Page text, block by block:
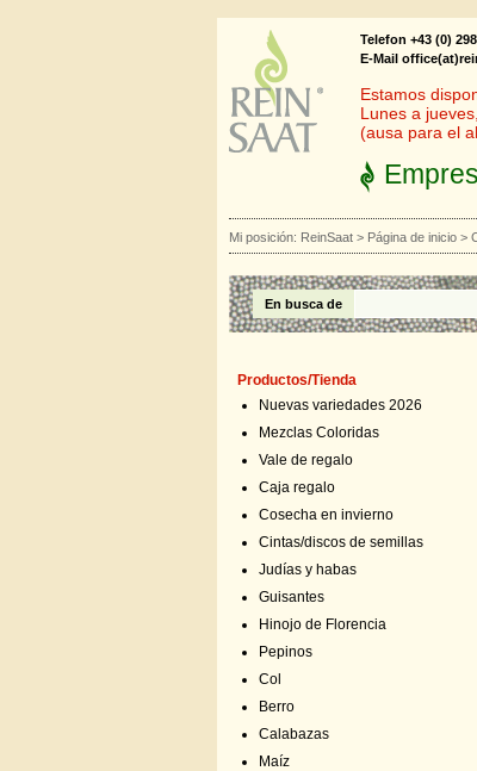
Telefon +43 (0)
E-Mail
Estamos
Lunes a
(ausa para el
Mi posición: ReinSaat > Página de inicio >
En busca de
Productos/Tienda
Nuevas variedades 2026
Mezclas Coloridas
Vale de regalo
Caja regalo
Cosecha en invierno
Cintas/discos de semillas
Judías y habas
Guisantes
Hinojo de Florencia
Pepinos
Col
Berro
Calabazas
Maíz